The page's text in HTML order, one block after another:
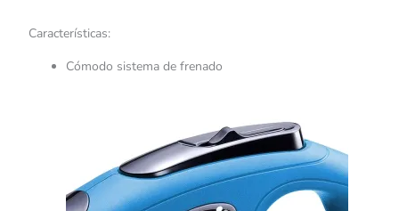
Características:
Cómodo sistema de frenado